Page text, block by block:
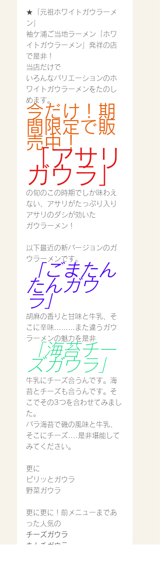
★「元祖ホワイトガウラーメ
ン」
袖ケ浦ご当地ラーメン「ホワ
イトガウラーメン」発祥の店
で是非！
当店だけで
いろんなバリエーションのホ
ワイトガウラーメンをたのし
めます。
今だけ！期
間限定で販
売中！
「アサリ
ガウラ」
の旬のこの時期でしか味わえ
ない、アサリがたっぷり入り
アサリのダシが効いた
ガウラーメン！
以下最近の新バージョンのガ
ウラーメンです。
「ごまたん
たんガウ
ラ」
胡麻の香りと甘味と牛乳、そ
こに辛味………また違うガウ
ラーメンの魅力を是非
「海苔チー
ズガウラ」
牛乳にチーズ合うんです。海
苔とチーズも合うんです。そ
こでその3つを合わせてみまし
た。
バラ海苔で磯の風味と牛乳、
そこにチーズ....是非堪能して
みてください。
更に
ピリッとガウラ
野菜ガウラ
更に更に！前メニューまであ
った人気の
チーズガウラ
キムチガウラ